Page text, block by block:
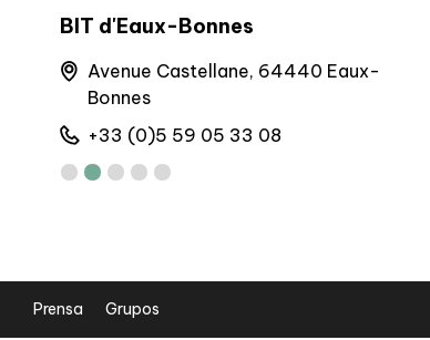
BIT d'Eaux-Bonnes
Avenue Castellane, 64440 Eaux-
Bonnes
+33 (0)5 59 05 33 08
Prensa Grupos